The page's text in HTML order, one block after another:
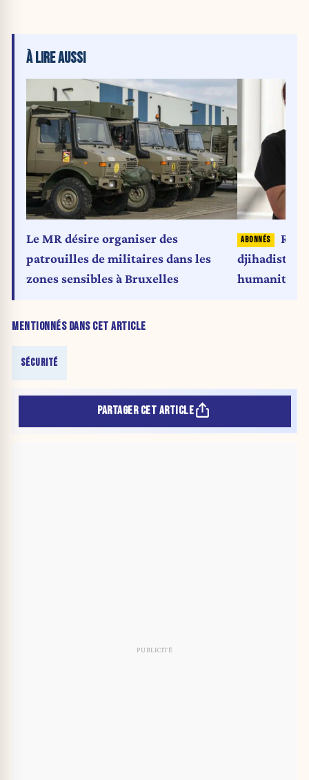
MENTIONNÉS DANS CET ARTICLE
SÉCURITÉ
À LIRE AUSSI
Le MR désire organiser des
patrouilles de militaires dans les
zones sensibles à Bruxelles
djihadiste :
PARTAGER CET ARTICLE